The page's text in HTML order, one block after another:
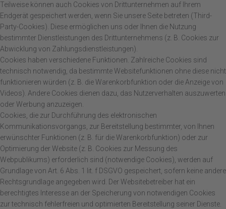
Teilweise können auch Cookies von Drittunternehmen auf Ihrem
Endgerät gespeichert werden, wenn Sie unsere Seite betreten (Third-
Party-Cookies). Diese ermöglichen uns oder Ihnen die Nutzung
bestimmter Dienstleistungen des Drittunternehmens (z. B. Cookies zur
Abwicklung von Zahlungsdienstleistungen).
Cookies haben verschiedene Funktionen. Zahlreiche Cookies sind
technisch notwendig, da bestimmte Websitefunktionen ohne diese nicht
funktionieren würden (z. B. die Warenkorbfunktion oder die Anzeige von
Videos). Andere Cookies dienen dazu, das Nutzerverhalten auszuwerten
oder Werbung anzuzeigen.
Cookies, die zur Durchführung des elektronischen
Kommunikationsvorgangs, zur Bereitstellung bestimmter, von Ihnen
erwünschter Funktionen (z. B. für die Warenkorbfunktion) oder zur
Optimierung der Website (z. B. Cookies zur Messung des
Webpublikums) erforderlich sind (notwendige Cookies), werden auf
Grundlage von Art. 6 Abs. 1 lit. f DSGVO gespeichert, sofern keine andere
Rechtsgrundlage angegeben wird. Der Websitebetreiber hat ein
berechtigtes Interesse an der Speicherung von notwendigen Cookies
zur technisch fehlerfreien und optimierten Bereitstellung seiner Dienste.